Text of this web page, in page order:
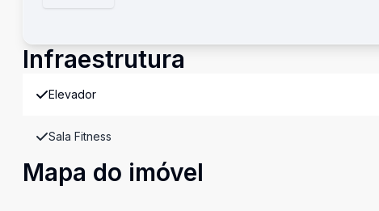
Infraestrutura
Elevador
Sala Fitness
Mapa do imóvel